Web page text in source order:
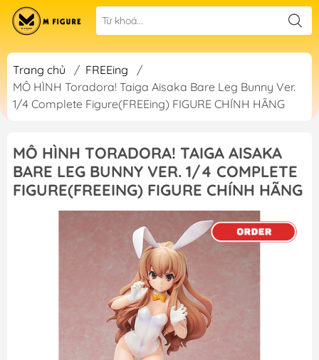
Trang chủ / FREEing
/
MÔ HÌNH Toradora! Taiga Aisaka Bare Leg Bunny Ver.
1/4 Complete Figure(FREEing) FIGURE CHÍNH HÃNG
MÔ HÌNH TORADORA! TAIGA AISAKA
BARE LEG BUNNY VER. 1/4 COMPLETE
FIGURE(FREEING) FIGURE CHÍNH HÃNG